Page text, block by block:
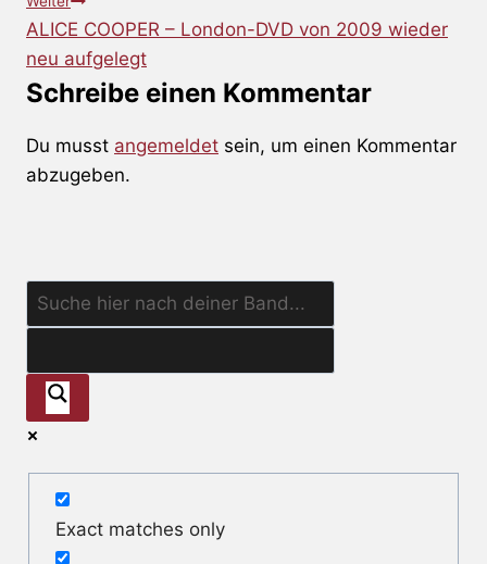
ALICE COOPER – London-DVD von 2009 wieder
neu aufgelegt
Schreibe einen Kommentar
Du musst angemeldet sein, um einen Kommentar
abzugeben.
Exact matches only